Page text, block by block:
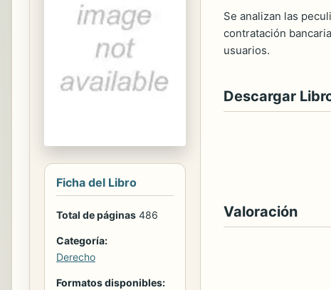
Ficha del Libro
Total de páginas 486
Categoría:
Derecho
Formatos disponibles:
Se analizan las
contratación
usuarios.
Descargar
Valoración